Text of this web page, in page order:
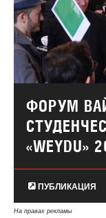
ФОРУМ
«WEYDU»
ПУБЛИКАЦИЯ
На правах рекламы